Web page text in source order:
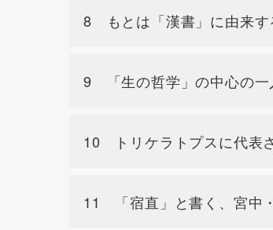
8 もとは「漢書」に由来す
9 「生の哲学」の中心の一
10 トリケラトプスに代表
11 「宿直」と書く、宮中